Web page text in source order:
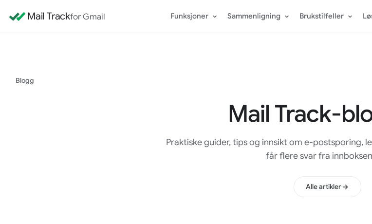
Mail Trackfor Gmail Funksjoner Sammenligning Brukstilfeller
Blogg
Mail Track-
Praktiske guider, tips og innsikt om e-postsporing,
får flere svar fra
Alle artikler